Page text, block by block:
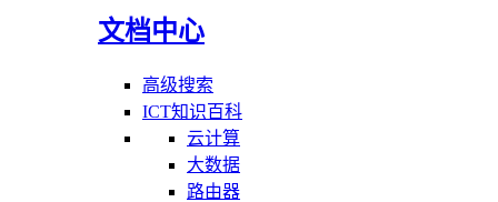
文档中心
高级搜索
ICT知识百科
云计算
大数据
路由器